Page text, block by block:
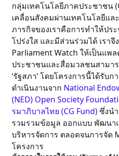
กลุ่มเทคโนโลยีภาคประชาชน
เคลื่อนสังคมผ่านเทคโนโลยีแล
ภารกิจของเราคือการทำให้ประ
โปร่งใส และมีส่วนร่วมได้ เรา
Parliament Watch ให้เป็นแพ
ประชาชนและสื่อมวลชนสามา
‘รัฐสภา’ โดยโครงการนี้ได้รับ
ดำเนินงานจาก National
(NED) Open Society
รมาภิบาลไทย (CG Fund)ซึ่งน
รวมรวมข้อมูล ออกแบบ พัฒนา
บริหารจัดการ ตลอดจนการจัด
โครงการ